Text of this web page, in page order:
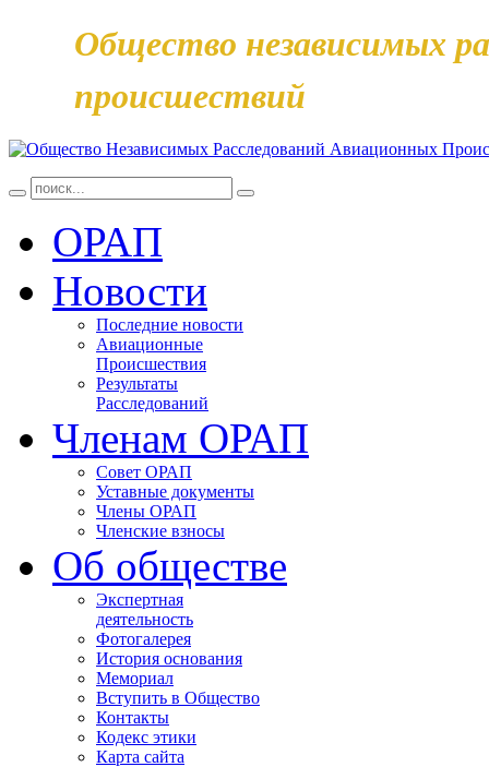
Общество независимых
происшествий
ОРАП
Новости
Последние новости
Авиационные
Происшествия
Результаты
Расследований
Членам ОРАП
Совет ОРАП
Уставные документы
Члены ОРАП
Членские взносы
Об обществе
Экспертная
деятельность
Фотогалерея
История основания
Мемориал
Вступить в Общество
Контакты
Кодекс этики
Карта сайта